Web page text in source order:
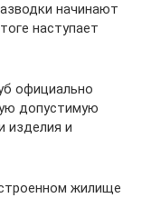
начинают
наступает
официально
допустимую
изделия и
жилище